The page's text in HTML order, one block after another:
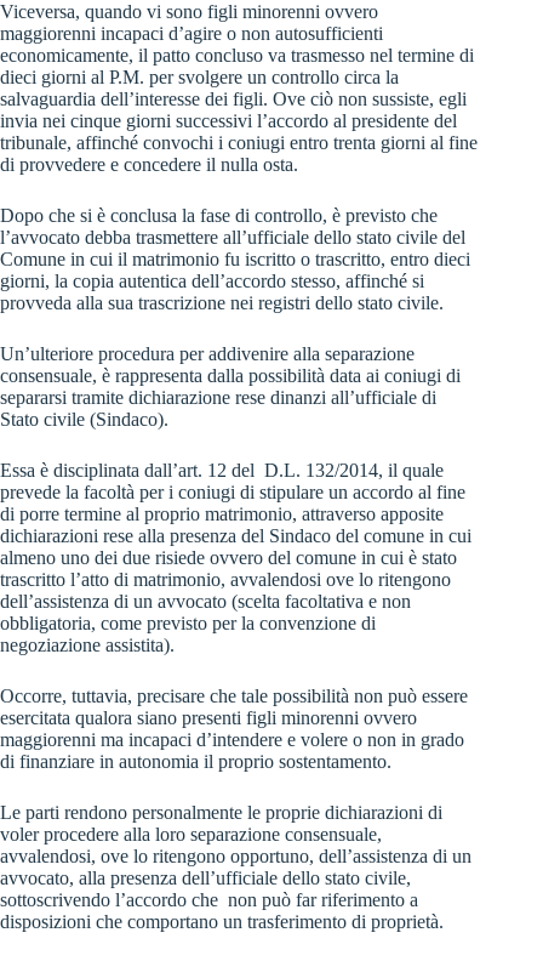
Viceversa, quando vi sono figli minorenni ovvero
maggiorenni incapaci d’agire o non autosufficienti
economicamente, il patto concluso va trasmesso nel termine di
dieci giorni al P.M. per svolgere un controllo circa la
salvaguardia dell’interesse dei figli. Ove ciò non sussiste, egli
invia nei cinque giorni successivi l’accordo al presidente del
tribunale, affinché convochi i coniugi entro trenta giorni al fine
di provvedere e concedere il nulla osta.
Dopo che si è conclusa la fase di controllo, è previsto che
l’avvocato debba trasmettere all’ufficiale dello stato civile del
Comune in cui il matrimonio fu iscritto o trascritto, entro dieci
giorni, la copia autentica dell’accordo stesso, affinché si
provveda alla sua trascrizione nei registri dello stato civile.
Un’ulteriore procedura per addivenire alla separazione
consensuale, è rappresenta dalla possibilità data ai coniugi di
separarsi tramite dichiarazione rese dinanzi all’ufficiale di
Stato civile (Sindaco).
Essa è disciplinata dall’art. 12 del D.L. 132/2014, il quale
prevede la facoltà per i coniugi di stipulare un accordo al fine
di porre termine al proprio matrimonio, attraverso apposite
dichiarazioni rese alla presenza del Sindaco del comune in cui
almeno uno dei due risiede ovvero del comune in cui è stato
trascritto l’atto di matrimonio, avvalendosi ove lo ritengono
dell’assistenza di un avvocato (scelta facoltativa e non
obbligatoria, come previsto per la convenzione di
negoziazione assistita).
Occorre, tuttavia, precisare che tale possibilità non può essere
esercitata qualora siano presenti figli minorenni ovvero
maggiorenni ma incapaci d’intendere e volere o non in grado
di finanziare in autonomia il proprio sostentamento.
Le parti rendono personalmente le proprie dichiarazioni di
voler procedere alla loro separazione consensuale,
avvalendosi, ove lo ritengono opportuno, dell’assistenza di un
avvocato, alla presenza dell’ufficiale dello stato civile,
sottoscrivendo l’accordo che non può far riferimento a
disposizioni che comportano un trasferimento di proprietà.